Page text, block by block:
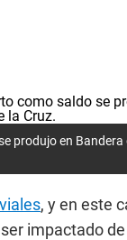
produjo en Bandera
, y en este
impactado